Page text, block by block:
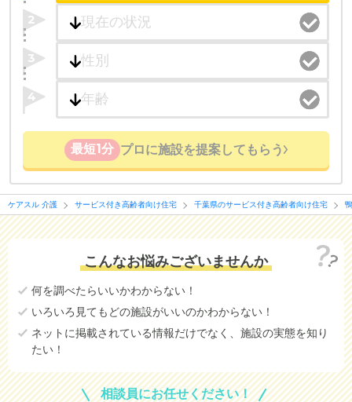
「夫婦入居可」の施設、「看取り可」の施設など、
医療・看護体制から施設を探すこともできます。
2
3
4
最短1分 プロに施設を提案してもらう
ケアスル 介護 サービス付き高齢者向け住宅 千葉県のサービス付き高齢者向け住宅
こんなお悩みございませんか
何を調べたらいいかわからない！
いろいろ見てもどの施設がいいのかわからない！
ネットに掲載されている情報だけでなく、施設の実態を知り
たい！
相談員にお任せください！